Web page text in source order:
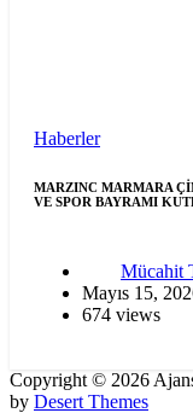
Haberler
MARZINC MARMARA
VE SPOR BAYRAMI
Mücahit
Mayıs 15,
674 views
Copyright © 2026
by Desert Themes